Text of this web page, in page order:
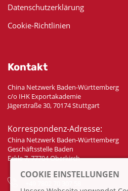
Datenschutzerklärung
Cookie-Richtlinien
Kontakt
China Netzwerk Baden-Württemberg
c/o IHK Exportakademie
Jägerstraße 30, 70174 Stuttgart
Korrespondenz-Adresse:
China Netzwerk Baden-Württemberg
Geschäftsstelle Baden
Eckle 7, 77704 Oberkirch
COOKIE EINSTELLUNGEN